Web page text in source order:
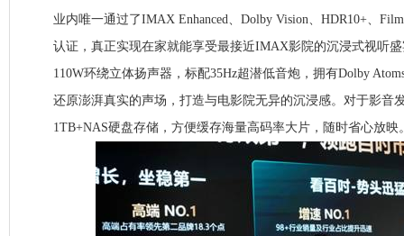
业内唯一通过了IMAX Enhanced、Dolby Vision、HDR10+、
认证，真正实现在家就能享受最接近IMAX影院的沉浸式视听
110W环绕立体扬声器，标配35Hz超潜低音炮，拥有Dolby
还原澎湃真实的声场，打造与电影院无异的沉浸感。对于影音
1TB+NAS硬盘存储，方便缓存海量高码率大片，随时省心放映